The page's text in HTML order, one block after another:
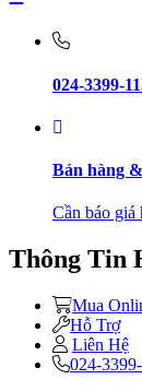
024-3399-
Bán hàng
Cần báo giá
Thông Tin
Mua
Hỗ Trợ
Liên Hệ
024-